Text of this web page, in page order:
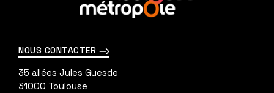
savoir
plus
NOUS CONTACTER
35 allées Jules Guesde
31000 Toulouse